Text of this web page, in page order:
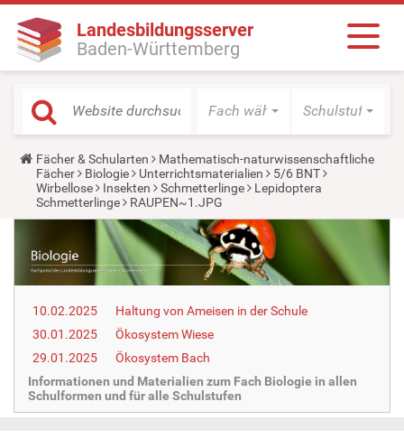
Landesbildungsserver
Baden-Württemberg
Fach wählen Schulstufe
Y
o
u
a
r
e
r
e
Fächer & Schularten
Mathematisch-naturwissenschaftliche
Fächer
Biologie Unterrichtsmaterialien
5/6 BNT
Wirbellose
Insekten Schmetterlinge
Lepidoptera
Schmetterlinge
RAUPEN~1.JPG
10.02.2025
Haltung von Ameisen in der Schule
30.01.2025
Ökosystem Wiese
29.01.2025
Ökosystem Bach
Informationen und Materialien zum Fach Biologie in allen
Schulformen und für alle Schulstufen